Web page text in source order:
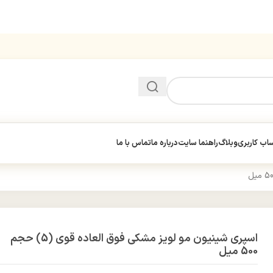
کاربریوبلاگراهنما سایتدرباره ماتماس با ما
اسپری شینیون مو لویز مشکی فوق العاده قوی (5) حجم
500 میل